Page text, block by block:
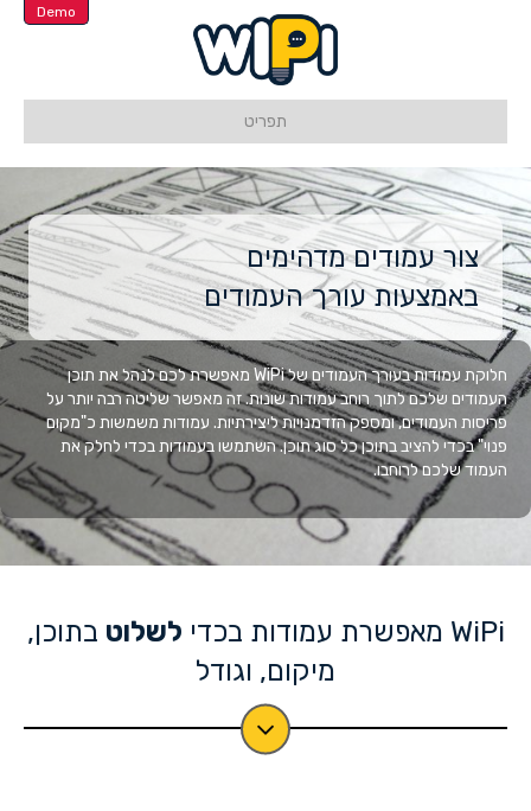
Demo
תפריט
צור עמודים מדהימים
באמצעות עורך העמודים
חלוקת עמודות בעורך העמודים של WiPi מאפשרת לכם לנהל את תוכן
העמודים שלכם לתוך רוחב עמודות שונות. זה מאפשר שליטה רבה יותר על
פריסות העמודים, ומספק הזדמנויות ליצירתיות. עמודות משמשות כ"מקום
פנוי" בכדי להציב בתוכן כל סוג תוכן. השתמשו בעמודות בכדי לחלק את
העמוד שלכם לרוחבו.
WiPi מאפשרת עמודות בכדי לשלוט בתוכן,
מיקום, וגודל